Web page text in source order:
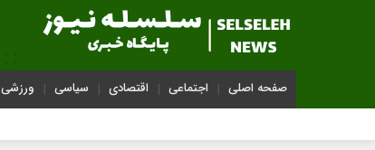
صفحه اصلی اجتماعی اقتصادی سیاسی ورزشی